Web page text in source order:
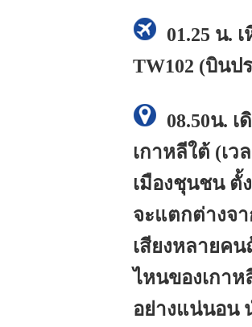
01.25 น.
TW102 (บิน
08.50น.
เกาหลีใต้ (เ
เมืองชุนชน ตั้
จะแตกต่างจ
เสียงหลายค
ไหนของเกา
อย่างแน่นอน